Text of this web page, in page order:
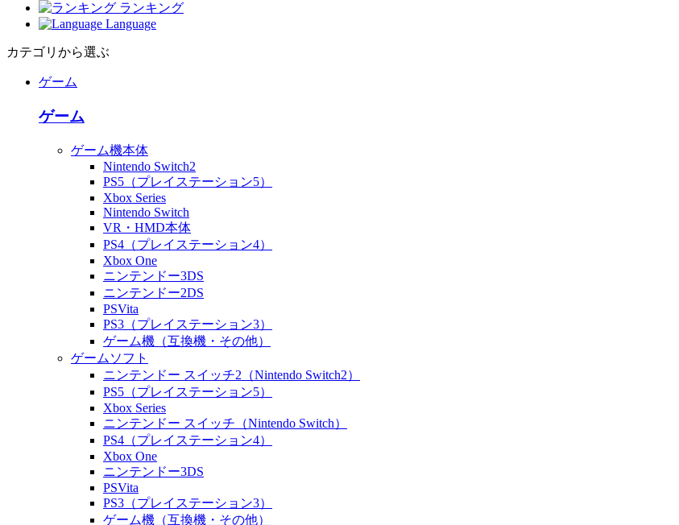
ランキング
Language
カテゴリから選ぶ
ゲーム
ゲーム
ゲーム機本体
Nintendo Switch2
PS5（プレイステーション5）
Xbox Series
Nintendo Switch
VR・HMD本体
PS4（プレイステーション4）
Xbox One
ニンテンドー3DS
ニンテンドー2DS
PSVita
PS3（プレイステーション3）
ゲーム機（互換機・その他）
ゲームソフト
ニンテンドー スイッチ2（Nintendo Switch2）
PS5（プレイステーション5）
Xbox Series
ニンテンドー スイッチ（Nintendo Switch）
PS4（プレイステーション4）
Xbox One
ニンテンドー3DS
PSVita
PS3（プレイステーション3）
ゲーム機（互換機・その他）